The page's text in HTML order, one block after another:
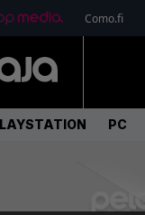
Como.fi
PC